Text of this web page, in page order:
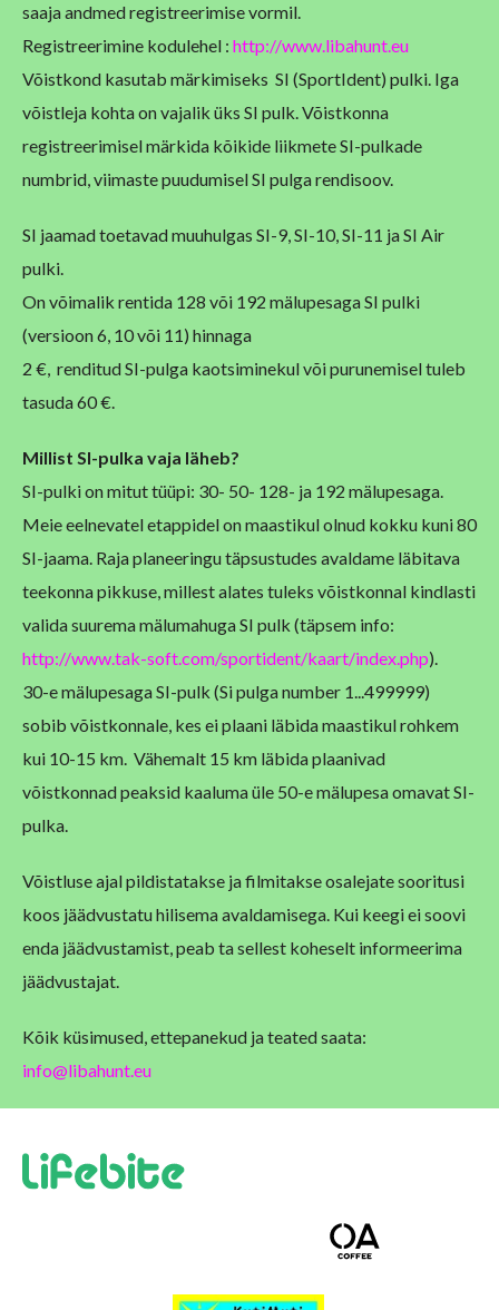
saaja andmed registreerimise vormil.
Registreerimine kodulehel : http://www.libahunt.eu
Võistkond kasutab märkimiseks SI (SportIdent) pulki. Iga
võistleja kohta on vajalik üks SI pulk. Võistkonna
registreerimisel märkida kõikide liikmete SI-pulkade
numbrid, viimaste puudumisel SI pulga rendisoov.
SI jaamad toetavad muuhulgas SI-9, SI-10, SI-11 ja SI Air
pulki.
On võimalik rentida 128 või 192 mälupesaga SI pulki
(versioon 6, 10 või 11) hinnaga
2 €, renditud SI-pulga kaotsiminekul või purunemisel tuleb
tasuda 60 €.
Millist SI-pulka vaja läheb?
SI-pulki on mitut tüüpi: 30- 50- 128- ja 192 mälupesaga.
Meie eelnevatel etappidel on maastikul olnud kokku kuni 80
SI-jaama. Raja planeeringu täpsustudes avaldame läbitava
teekonna pikkuse, millest alates tuleks võistkonnal kindlasti
valida suurema mälumahuga SI pulk (täpsem info:
http://www.tak-soft.com/sportident/kaart/index.php).
30-e mälupesaga SI-pulk (Si pulga number 1...499999)
sobib võistkonnale, kes ei plaani läbida maastikul rohkem
kui 10-15 km. Vähemalt 15 km läbida plaanivad
võistkonnad peaksid kaaluma üle 50-e mälupesa omavat SI-
pulka.
Võistluse ajal pildistatakse ja filmitakse osalejate sooritusi
koos jäädvustatu hilisema avaldamisega. Kui keegi ei soovi
enda jäädvustamist, peab ta sellest koheselt informeerima
jäädvustajat.
Kõik küsimused, ettepanekud ja teated saata:
info@libahunt.eu